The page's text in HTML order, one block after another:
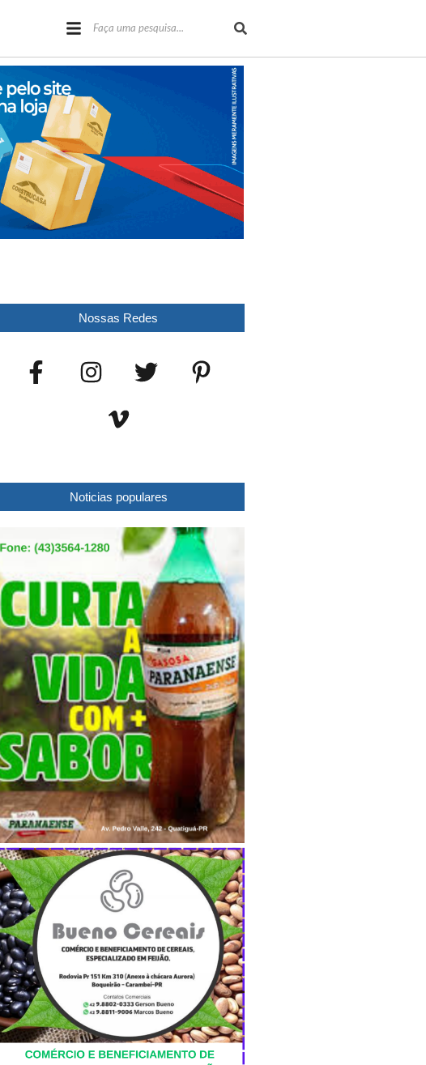
Nossas Redes
Noticias populares